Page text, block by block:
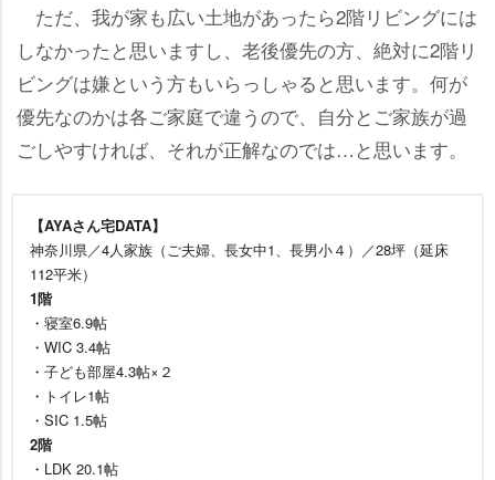
ただ、我が家も広い土地があったら2階リビングには
しなかったと思いますし、老後優先の方、絶対に2階リ
ビングは嫌という方もいらっしゃると思います。何が
優先なのかは各ご家庭で違うので、自分とご家族が過
ごしやすければ、それが正解なのでは…と思います。
【AYAさん宅DATA】
神奈川県／4人家族（ご夫婦、長女中1、長男小４）／28坪（延床
112平米）
1階
・寝室6.9帖
・WIC 3.4帖
・子ども部屋4.3帖×２
・トイレ1帖
・SIC 1.5帖
2階
・LDK 20.1帖